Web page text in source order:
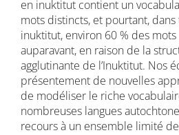
en inuktitut contient un
mots distincts, et pourtant,
inuktitut, environ 60 % des mots
auparavant, en raison de la
agglutinante de l’Inuktitut. Nos
présentement de nouvelles
de modéliser le riche
nombreuses langues
recours à un ensemble limité